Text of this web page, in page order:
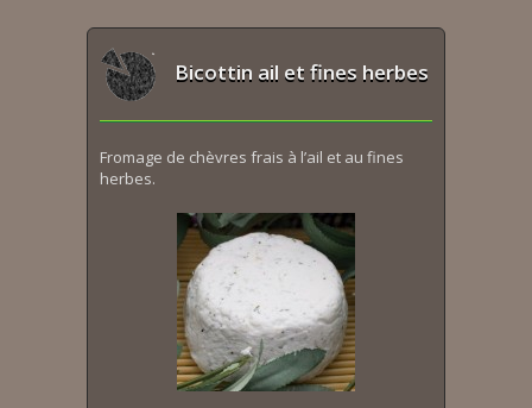
Bicottin ail et fines herbes
Fromage de chèvres frais à l’ail et au fines
herbes.